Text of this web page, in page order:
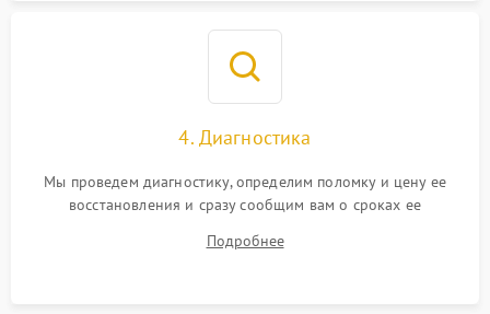
4. Диагностика
Мы проведем диагностику, определим поломку и цену ее
восстановления и сразу сообщим вам о сроках ее
Подробнее